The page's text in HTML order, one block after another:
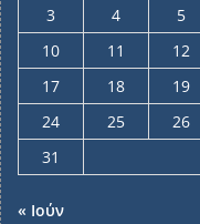
3
4 5
10
11 12
17
18 19
24
25 26
31
« Ιούν